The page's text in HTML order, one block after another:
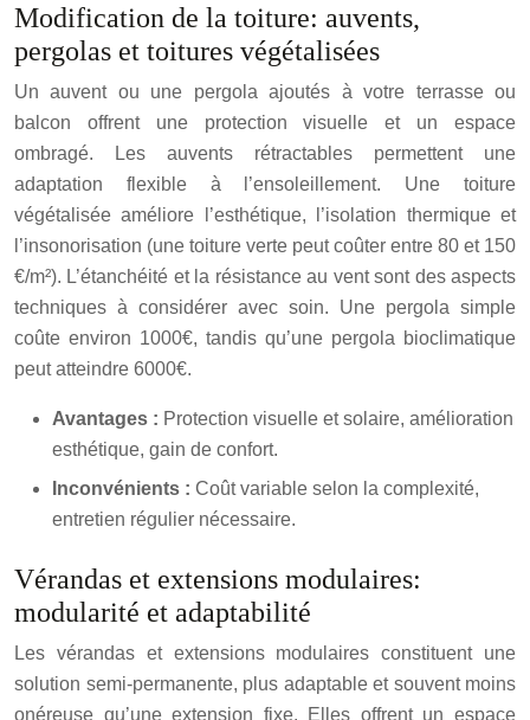
Modification de la toiture: auvents,
pergolas et toitures végétalisées
Un auvent ou une pergola ajoutés à votre terrasse ou
balcon offrent une protection visuelle et un espace
ombragé. Les auvents rétractables permettent une
adaptation flexible à l’ensoleillement. Une toiture
végétalisée améliore l’esthétique, l’isolation thermique et
l’insonorisation (une toiture verte peut coûter entre 80 et 150
€/m²). L’étanchéité et la résistance au vent sont des aspects
techniques à considérer avec soin. Une pergola simple
coûte environ 1000€, tandis qu’une pergola bioclimatique
peut atteindre 6000€.
Avantages : Protection visuelle et solaire, amélioration
esthétique, gain de confort.
Inconvénients : Coût variable selon la complexité,
entretien régulier nécessaire.
Vérandas et extensions modulaires:
modularité et adaptabilité
Les vérandas et extensions modulaires constituent une
solution semi-permanente, plus adaptable et souvent moins
onéreuse qu’une extension fixe. Elles offrent un espace